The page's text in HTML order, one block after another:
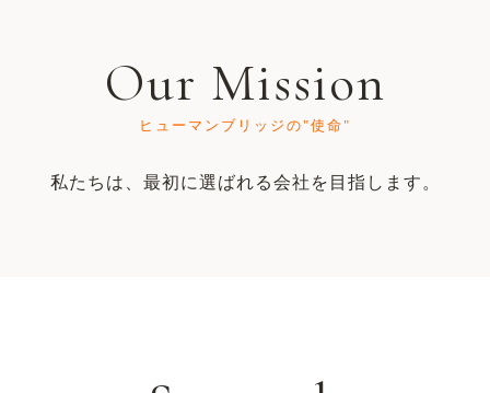
Our Mission
ヒューマンブリッジの"使命"
私たちは、最初に選ばれる会社を目指します。